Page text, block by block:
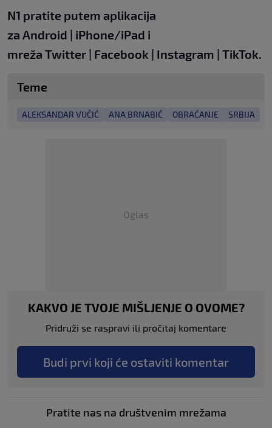
N1 pratite putem aplikacija
za Android | iPhone/iPad i
mreža Twitter | Facebook | Instagram | TikTok.
Teme
ALEKSANDAR VUČIĆ ANA BRNABIĆ OBRAĆANJE SRBIJA
Oglas
KAKVO JE TVOJE MIŠLJENJE O OVOME?
Pridruži se raspravi ili pročitaj komentare
Budi prvi koji će ostaviti komentar
Pratite nas na društvenim mrežama